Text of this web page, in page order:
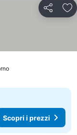
Condividi
Scopri i prezzi